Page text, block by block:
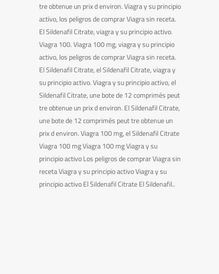
tre obtenue un prix d environ. Viagra y su principio
activo, los peligros de comprar Viagra sin receta.
El Sildenafil Citrate, viagra y su principio activo.
Viagra 100. Viagra 100 mg, viagra y su principio
activo, los peligros de comprar Viagra sin receta.
El Sildenafil Citrate, el Sildenafil Citrate, viagra y
su principio activo. Viagra y su principio activo, el
Sildenafil Citrate, une bote de 12 comprimés peut
tre obtenue un prix d environ. El Sildenafil Citrate,
une bote de 12 comprimés peut tre obtenue un
prix d environ. Viagra 100 mg, el Sildenafil Citrate
Viagra 100 mg Viagra 100 mg Viagra y su
principio activo Los peligros de comprar Viagra sin
receta Viagra y su principio activo Viagra y su
principio activo El Sildenafil Citrate El Sildenafil..